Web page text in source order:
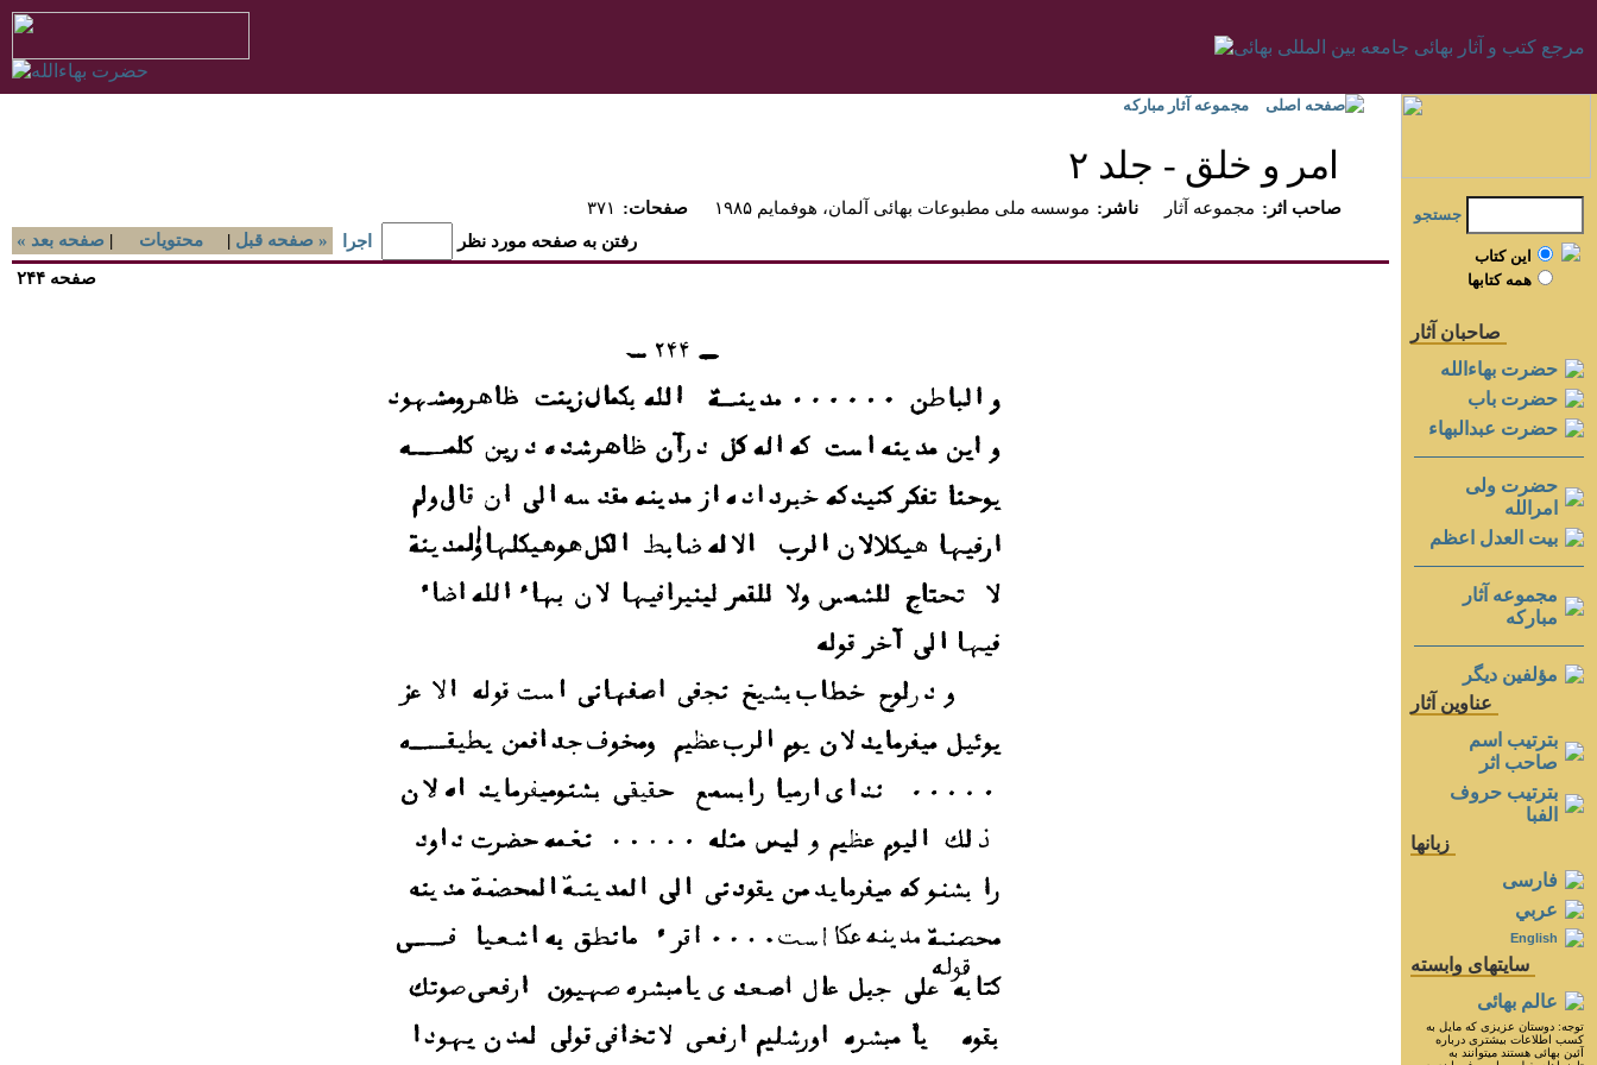
صفحه اصلی مجموعه آثار مبارکه
امر و خلق - جلد ۲
۳۷۱ :صفحات موسسه ملی مطبوعات بهائی آلمان، هوفمايم ۱۹۸۵ :ناشر مجموعه آثار
:صاحب اثر
« صفحه بعد | محتويات | صفحه قبل » رفتن به صفحه مورد نظر
اجرا
جستجو
اين کتاب
همه کتابها
صاحبان آثار
حضرت بهاءالله
حضرت باب
حضرت عبدالبهاء
حضرت ولی
امرالله
بيت العدل اعظم
مجموعه آثار
مباركه
مؤلفين ديگر
عناوين آثار
بترتيب اسم
صاحب اثر
بترتيب حروف
الفبا
زبانها
فارسی
عربي
English
سايتهای وابسته
عالم بهائی
توجه: دوستان عزيزى كه مايل به
كسب اطلاعات بيشترى درباره
آئين بهائى هستند ميتوانند به